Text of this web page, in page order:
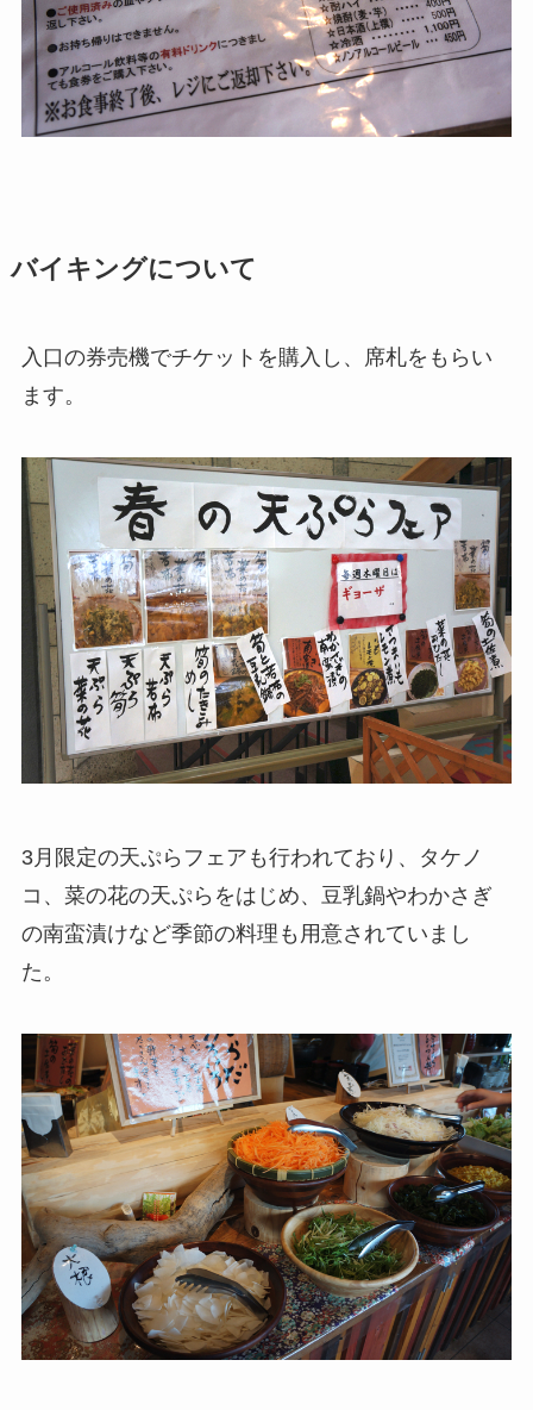
バイキングについて
入口の券売機でチケットを購入し、席札をもらい
ます。
3月限定の天ぷらフェアも行われており、タケノ
コ、菜の花の天ぷらをはじめ、豆乳鍋やわかさぎ
の南蛮漬けなど季節の料理も用意されていまし
た。